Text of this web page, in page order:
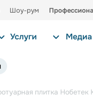
Шоу-рум
Услуги Медиа
плитка